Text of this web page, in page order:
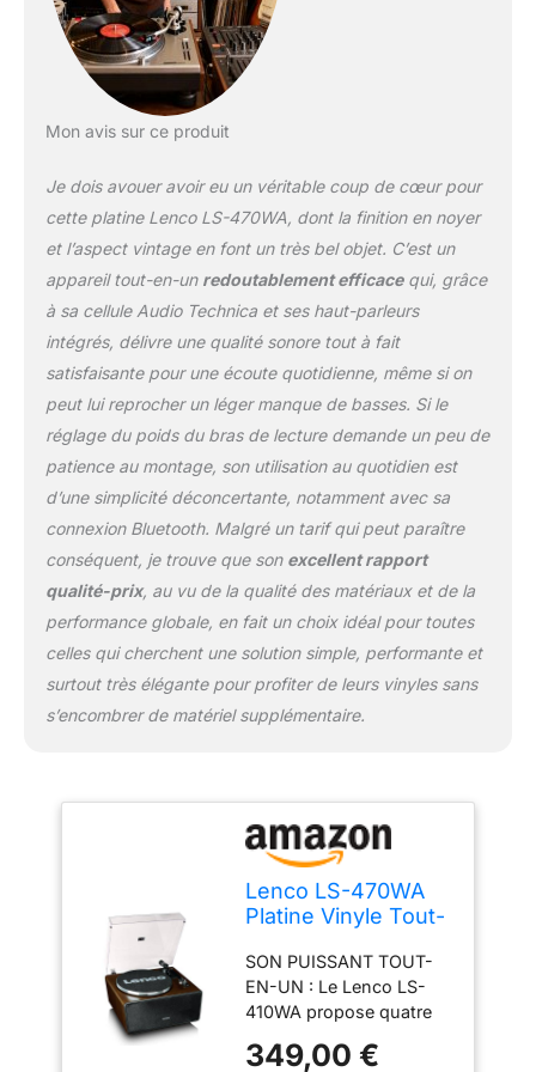
disque. CAPTEUR AUDIO
TECHNICA DE HAUTE
QUALITÉ : Avec le
reproduction précise et
riche en détails – parfait
pour les auditeurs
audiophiles et les
passionnés de vinyle.
CONNEXIONS
POLYVALENTES &
LECTURE MP3 : Équipé
de sortie RCA, entrée
AUX et port USB.
Numérisez facilement
vos disques vinyles via
votre PC grâce à la
MP3 intégrée (câble USB
inclus). Design élégant
en noyer et facile à
utiliser : le boîtier en bois
style et de la chaleur à
n'importe quelle pièce.
Avec housse anti-
courroie pour une faible
vibration.
Mon avis sur ce produit
Je dois avouer avoir eu un véritable coup de cœur pour
cette platine Lenco LS-470WA, dont la finition en noyer
et l’aspect vintage en font un très bel objet. C’est un
appareil tout-en-un redoutablement efficacequi, grâce
à sa cellule Audio Technica et ses haut-parleurs
intégrés, délivre une qualité sonore tout à fait
satisfaisante pour une écoute quotidienne, même si on
peut lui reprocher un léger manque de basses. Si le
réglage du poids du bras de lecture demande un peu de
patience au montage, son utilisation au quotidien est
d’une simplicité déconcertante, notamment avec sa
connexion Bluetooth. Malgré un tarif qui peut paraître
conséquent, je trouve que son excellent rapport
qualité-prix, au vu de la qualité des matériaux et de la
performance globale, en fait un choix idéal pour toutes
celles qui cherchent une solution simple, performante et
surtout très élégante pour profiter de leurs vinyles sans
s’encombrer de matériel supplémentaire.
Lenco LS-470WA
Platine Vinyle Tout-
Parleurs Intégrés
(80W), Bluetooth,
Entraînement par
Courroie, et Cellule
Audio Technica -
SON PUISSANT TOUT-
EN-UN : Le Lenco LS-
410WA propose quatre
une puissance totale de
349,00 €